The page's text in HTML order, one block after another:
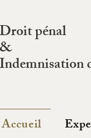
Droit pénal
&
Indemnisation
Accueil